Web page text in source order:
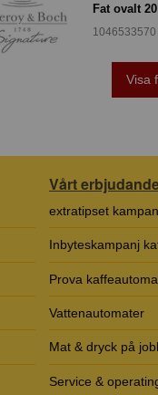
Fat ovalt
1046533570
Visa
Vårt
extratipset
Inbyteskampanj
Prova
Vattenautomater
Mat & dryck på
Service &